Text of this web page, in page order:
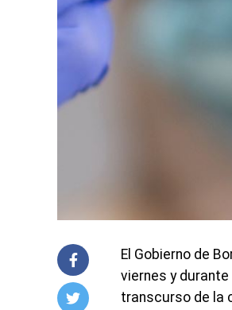
El Gobierno de
viernes y durante
transcurso de la